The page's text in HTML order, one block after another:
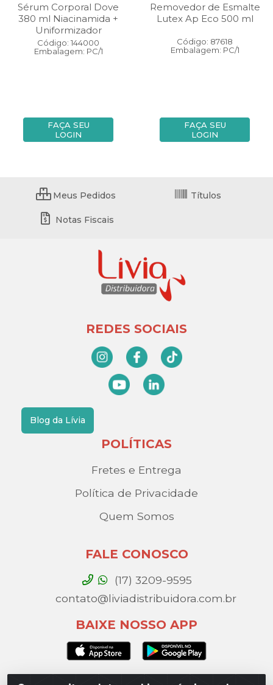
Sérum Corporal Dove
380 ml Niacinamida +
Uniformizador
Código: 144000
Embalagem: PC/1
FAÇA SEU
LOGIN
Removedor de Esmalte
Lutex Ap Eco 500 ml
Código: 87618
Embalagem: PC/1
FAÇA SEU
LOGIN
Meus Pedidos Títulos
Notas Fiscais
REDES SOCIAIS
Blog da Lívia
POLÍTICAS
Fretes e Entrega
Política de Privacidade
Quem Somos
FALE CONOSCO
(17) 3209-9595
contato@liviadistribuidora.com.br
BAIXE NOSSO APP